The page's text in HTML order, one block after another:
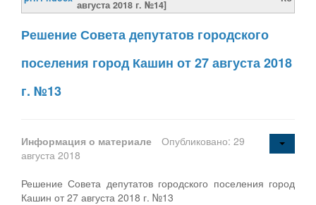
августа 2018 г. №14]
Решение Совета депутатов городского
поселения город Кашин от 27 августа 2018
г. №13
Информация о материале
Опубликовано: 29
августа 2018
Решение Совета депутатов городского поселения город
Кашин от 27 августа 2018 г. №13